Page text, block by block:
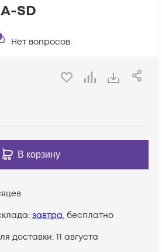
SD
Нет вопросов
В корзину
завтра, бесплатно
доставки: 11 августа